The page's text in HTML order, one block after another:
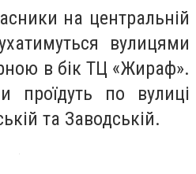
на центральній
вулицями
в бік ТЦ «Жираф».
проїдуть по вулиці
та Заводській.